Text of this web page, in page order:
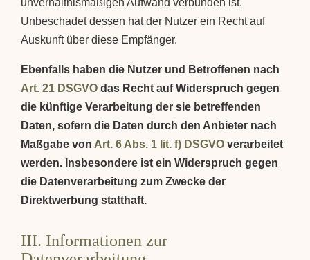
Unbeschadet dessen hat der Nutzer ein Recht auf
Auskunft über diese Empfänger.
Ebenfalls haben die Nutzer und Betroffenen nach
Art. 21 DSGVO das Recht auf Widerspruch gegen
die künftige Verarbeitung der sie betreffenden
Daten, sofern die Daten durch den Anbieter nach
Maßgabe von Art. 6 Abs. 1 lit. f) DSGVO verarbeitet
werden. Insbesondere ist ein Widerspruch gegen
die Datenverarbeitung zum Zwecke der
Direktwerbung statthaft.
III. Informationen zur